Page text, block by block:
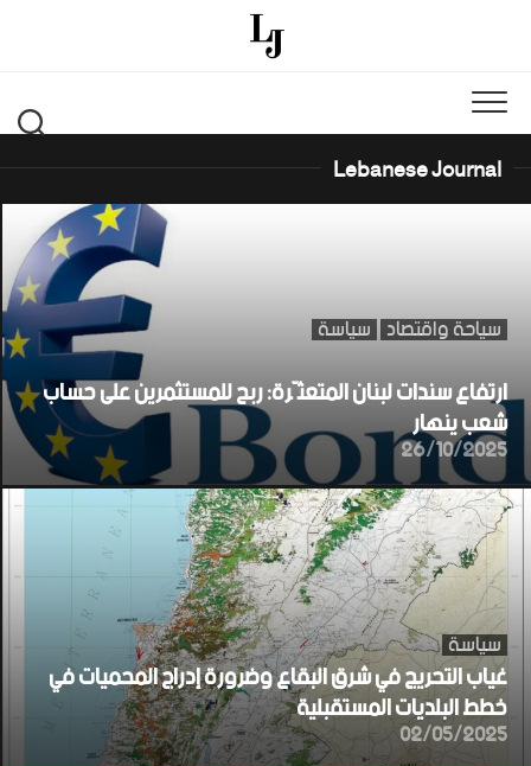
Lebanese Journal
سياحة واقتصاد سياسة
ارتفاع سندات لبنان المتعثّرة: ربح للمستثمرين على حساب
شعب ينهار
26/10/2025
سياسة
غياب التحريج في شرق البقاع وضرورة إدراج المحميات في
خطط البلديات المستقبلية
02/05/2025